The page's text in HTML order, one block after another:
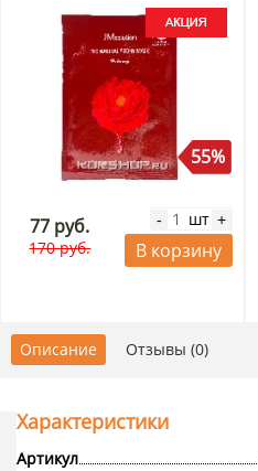
55%
77 руб.
170 руб.
- шт +
В корзину
Описание Отзывы (0)
Характеристики
Артикул